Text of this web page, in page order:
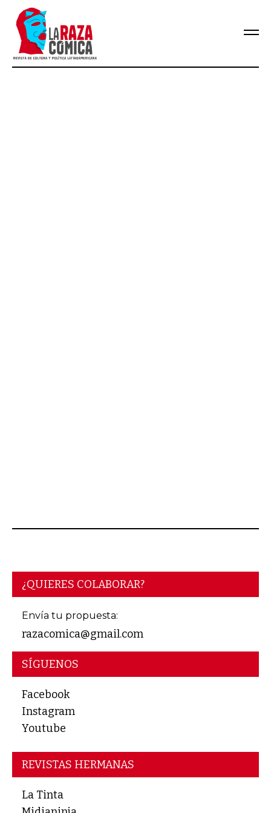
¿QUIERES COLABORAR?
Envía tu propuesta:
razacomica@gmail.com
SÍGUENOS
Facebook
Instagram
Youtube
REVISTAS HERMANAS
La Tinta